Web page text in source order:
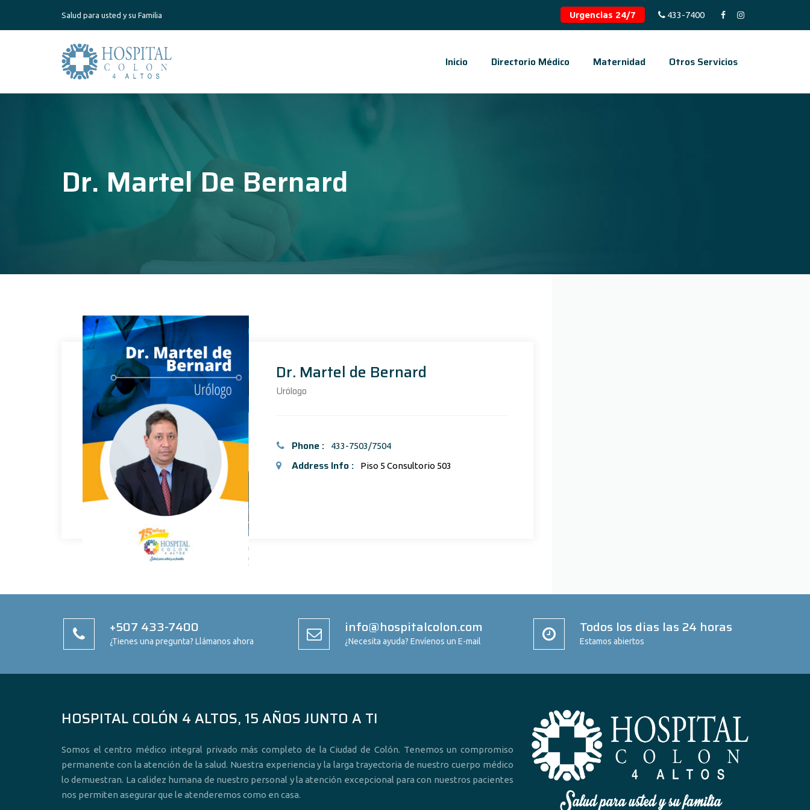
Salud para usted y su Familia Urgencias 24/7 433-7400
Inicio Directorio Médico Maternidad Otros Servicios
Dr. Martel De Bernard
Dr. Martel de Bernard
Urólogo
Phone : 433-7503/7504
Address Info : Piso 5 Consultorio 503
+507 433-7400
¿Tienes una pregunta? Llámanos ahora
info@hospitalcolon.com
¿Necesita ayuda? Envíenos un E-mail
Todos los dias las 24 horas
Estamos abiertos
HOSPITAL COLÓN 4 ALTOS, 15 AÑOS JUNTO A TI
Somos el centro médico integral privado más completo de la Ciudad de Colón. Tenemos un compromiso
permanente con la atención de la salud. Nuestra experiencia y la larga trayectoria de nuestro cuerpo médico
lo demuestran. La calidez humana de nuestro personal y la atención excepcional para con nuestros pacientes
nos permiten asegurar que le atenderemos como en casa.